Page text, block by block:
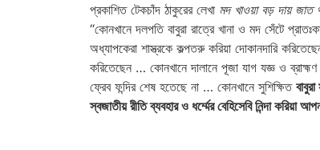
প্রকাশিত টেকচাঁদ ঠাকুরের লেখা মদ খাওয়া বড় দায় জাত
“কোনখানে দলপতি বাবুরা রাত্রে খানা ও মদ সেঁটে
অধ্যাপকেরা শাস্ত্রকে কল্পতরু করিয়া দোকানদারি
করিতেছেন … কোনখানে দালানে পূজা যাগ যজ্ঞ ও
ফ্রেব ফন্দির শেষ হতেছে না … কোনখানে সুশিক্ষিত
স্বজাতীয় রীতি ব্যবহার ও ধর্ম্মের বেহিসেবি নিন্দা করিয়া